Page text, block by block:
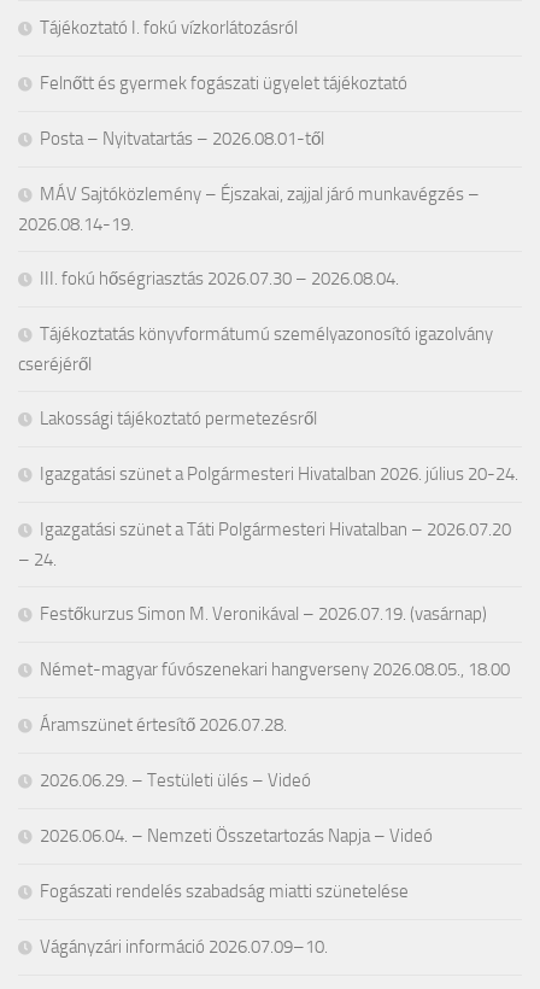
Tájékoztató I. fokú vízkorlátozásról
Felnőtt és gyermek fogászati ügyelet tájékoztató
Posta – Nyitvatartás – 2026.08.01-től
MÁV Sajtóközlemény – Éjszakai, zajjal járó munkavégzés –
2026.08.14-19.
III. fokú hőségriasztás 2026.07.30 – 2026.08.04.
Tájékoztatás könyvformátumú személyazonosító igazolvány
cseréjéről
Lakossági tájékoztató permetezésről
Igazgatási szünet a Polgármesteri Hivatalban 2026. július 20-24.
Igazgatási szünet a Táti Polgármesteri Hivatalban – 2026.07.20
– 24.
Festőkurzus Simon M. Veronikával – 2026.07.19. (vasárnap)
Német-magyar fúvószenekari hangverseny 2026.08.05., 18.00
Áramszünet értesítő 2026.07.28.
2026.06.29. – Testületi ülés – Videó
2026.06.04. – Nemzeti Összetartozás Napja – Videó
Fogászati rendelés szabadság miatti szünetelése
Vágányzári információ 2026.07.09–10.